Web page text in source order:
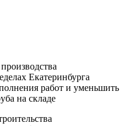
Екатеринбурга
работ и уменьшить
на складе